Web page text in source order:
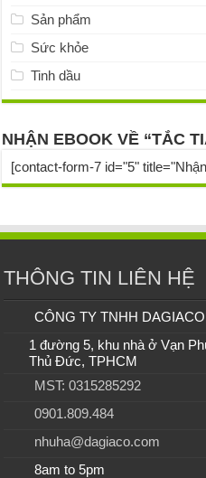
Sản phẩm
Sức khỏe
Tinh dầu
NHẬN EBOOK VỀ “TẮC
[contact-form-7 id="5"
THÔNG TIN LIÊN HỆ
CÔNG TY TNHH DAGIACO
1 đường 5, khu nhà ở Vạn
Thủ Đức, TPHCM
MST: 0315285292
0901.809.484
nhuha@dagiaco.com
8am to 5pm